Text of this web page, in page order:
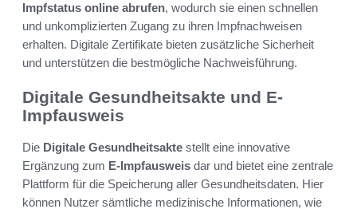
Impfstatus online abrufen, wodurch sie einen schnellen
und unkomplizierten Zugang zu ihren Impfnachweisen
erhalten. Digitale Zertifikate bieten zusätzliche Sicherheit
und unterstützen die bestmögliche Nachweisführung.
Digitale Gesundheitsakte und E-
Impfausweis
Die Digitale Gesundheitsakte stellt eine innovative
Ergänzung zum E-Impfausweis dar und bietet eine zentrale
Plattform für die Speicherung aller Gesundheitsdaten. Hier
können Nutzer sämtliche medizinische Informationen, wie